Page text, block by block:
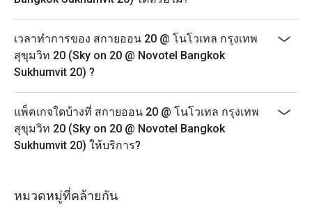
เด็กอายุ 6-12 ปี: 600 บาท
ส่วนลดใช้ได้เฉพาะค่าอาหารและเครื่องดื่มที่ไม่มี
แอลกอฮอล์เท่านั้น
เวลาทำการของ สกายออน 20 @ โนโวเทล กรุงเทพ
สุขุมวิท 20 (Sky on 20 @ Novotel Bangkok
Sukhumvit 20) ?
แพ็คเกจใดบ้างที่ สกายออน 20 @ โนโวเทล กรุงเทพ
สุขุมวิท 20 (Sky on 20 @ Novotel Bangkok
Sukhumvit 20) ให้บริการ?
หมวดหมู่ที่คล้ายกัน